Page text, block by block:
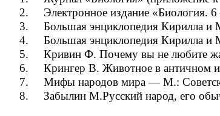
2. Электронное издание «Биология. 6
3. Большая энциклопедия Кирилла и
4. Большая энциклопедия Кирилла и
5. Кpивин Ф. Почему вы не любите
6. Кpингеp В. Животное в античном и
7. Мифы наpодов миpа — М.:
8. Забылин М.Русский наpод, его